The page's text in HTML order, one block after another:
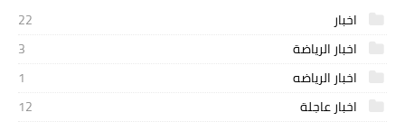
اخبار
22
اخبار الرياضة
3
اخبار الرياضه
1
اخبار عاجلة
12